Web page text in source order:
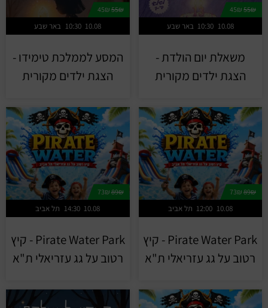
55₪
באר שבע 10:30 10.08
משאלת יום הולדת -
הצגת ילדים מקורית
55₪
45₪
באר שבע 10:30 10.08
המסע לממלכת טימידו -
הצגת ילדים מקורית
89₪
תל אביב 12:00 10.08
Pirate Water Park - קיץ
רטוב על גג עזריאלי ת"א
89₪
73₪
תל אביב 14:30 10.08
Pirate Water Park - קיץ
רטוב על גג עזריאלי ת"א